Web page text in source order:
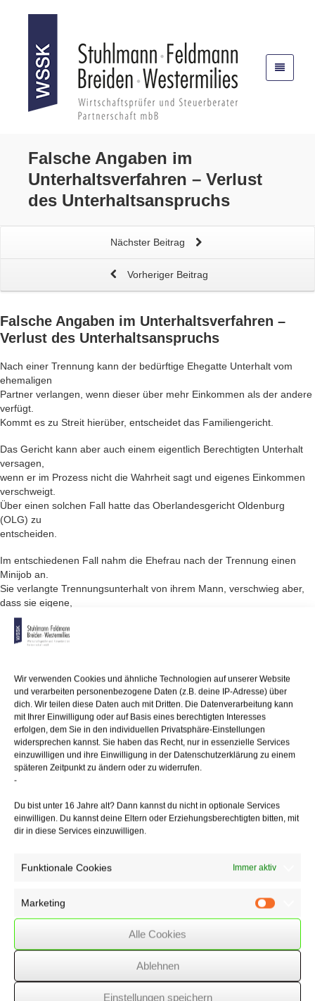
Wir verwenden Cookies und ähnliche Technologien auf unserer Website
und verarbeiten personenbezogene Daten (z.B. deine IP-Adresse) über
dich. Wir teilen diese Daten auch mit Dritten. Die Datenverarbeitung kann
mit Ihrer Einwilligung oder auf Basis eines berechtigten Interesses
erfolgen, dem Sie in den individuellen Privatsphäre-Einstellungen
widersprechen kannst. Sie haben das Recht, nur in essenzielle Services
einzuwilligen und ihre Einwilligung in der Datenschutzerklärung zu einem
späteren Zeitpunkt zu ändern oder zu widerrufen.
-
Du bist unter 16 Jahre alt? Dann kannst du nicht in optionale Services
einwilligen. Du kannst deine Eltern oder Erziehungsberechtigten bitten, mit
dir in diese Services einzuwilligen.
Funktionale Cookies Immer aktiv
Marketing
Alle Cookies
Ablehnen
Einstellungen speichern
Falsche Angaben im
Unterhaltsverfahren – Verlust
des Unterhaltsanspruchs
Nächster Beitrag
Vorheriger Beitrag
Falsche Angaben im Unterhaltsverfahren –
Verlust des Unterhaltsanspruchs
Nach einer Trennung kann der bedürftige Ehegatte Unterhalt vom
ehemaligen
Partner verlangen, wenn dieser über mehr Einkommen als der andere
verfügt.
Kommt es zu Streit hierüber, entscheidet das Familiengericht.
Das Gericht kann aber auch einem eigentlich Berechtigten Unterhalt
versagen,
wenn er im Prozess nicht die Wahrheit sagt und eigenes Einkommen
verschweigt.
Über einen solchen Fall hatte das Oberlandesgericht Oldenburg
(OLG) zu
entscheiden.
Im entschiedenen Fall nahm die Ehefrau nach der Trennung einen
Minijob an.
Sie verlangte Trennungsunterhalt von ihrem Mann, verschwieg aber,
dass sie eigene,
wenn auch geringe, Einkünfte hatte. Auf den Hinweis des Gerichts,
dass
nicht plausibel sei, wovon sie lebe, erklärte sie, Verwandte würden
indes inzwischen erfahren, dass seine Frau einer Arbeit nachging. Er
wies im
Prozess darauf hin und konnte sogar eine Zeugin benennen. Die Frau
musste ihre
Angaben korrigieren.
Das OLG verneinte einen Unterhaltsanspruch der eigentlich
unterhaltsberechtigten
Frau. Vor Gericht ist man zur Wahrheit verpflichtet. Hinzu kommt, dass
Verhältnis zwischen Eheleuten in besonderem Maße durch die
Grundsätze
der falschen Angabe wäre daher grob unbillig.
18/12/2017